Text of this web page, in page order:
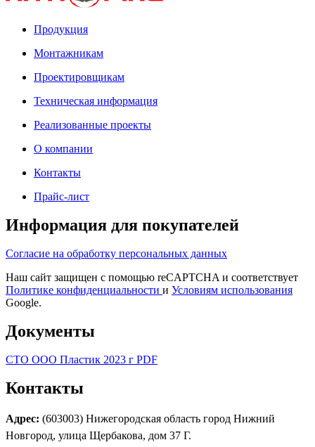
Продукция
Монтажникам
Проектировщикам
Техническая информация
Реализованные проекты
О компании
Контакты
Прайс-лист
Информация для покупателей
Согласие на обработку персональных данных
Наш сайт защищен с помощью reCAPTCHA и соответствует
Политике конфиденциальности и Условиям использования
Google.
Документы
СТО ООО Пластик 2023 г PDF
Контакты
Адрес: (603003) Нижегородская область город Нижний
Новгород, улица Щербакова, дом 37 Г.